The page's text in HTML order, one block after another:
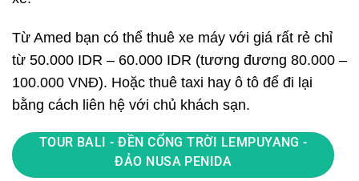
Từ Amed bạn có thể thuê xe máy với giá rất rẻ chỉ
từ 50.000 IDR – 60.000 IDR (tương đương 80.000 –
100.000 VNĐ). Hoặc thuê taxi hay ô tô để đi lại
bằng cách liên hệ với chủ khách sạn.
TOUR BALI - ĐỀN CỔNG TRỜI LEMPUYANG -
ĐẢO NUSA PENIDA